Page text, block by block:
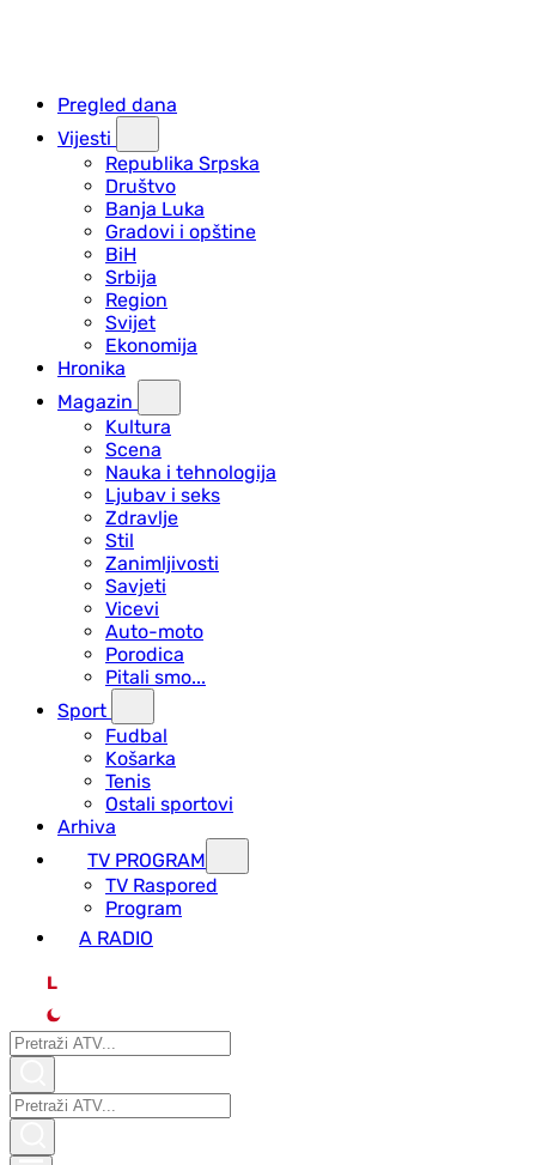
Pregled dana
Vijesti
Republika Srpska
Društvo
Banja Luka
Gradovi i opštine
BiH
Srbija
Region
Svijet
Ekonomija
Hronika
Magazin
Kultura
Scena
Nauka i tehnologija
Ljubav i seks
Zdravlje
Stil
Zanimljivosti
Savjeti
Vicevi
Auto-moto
Porodica
Pitali smo...
Sport
Fudbal
Košarka
Tenis
Ostali sportovi
Arhiva
TV PROGRAM
ТV Raspored
Program
A RADIO
L